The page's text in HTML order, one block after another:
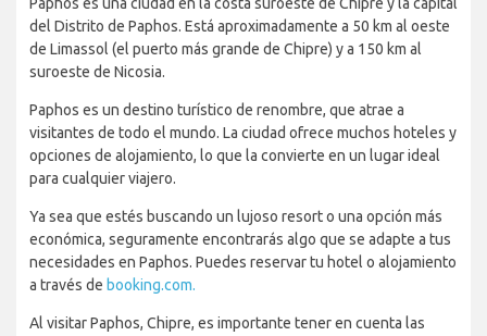
del Distrito de Paphos. Está aproximadamente a 50 km al oeste
de Limassol (el puerto más grande de Chipre) y a 150 km al
suroeste de Nicosia.
Paphos es un destino turístico de renombre, que atrae a
visitantes de todo el mundo. La ciudad ofrece muchos hoteles y
opciones de alojamiento, lo que la convierte en un lugar ideal
para cualquier viajero.
Ya sea que estés buscando un lujoso resort o una opción más
económica, seguramente encontrarás algo que se adapte a tus
necesidades en Paphos. Puedes reservar tu hotel o alojamiento
a través de booking.com.
Al visitar Paphos, Chipre, es importante tener en cuenta las